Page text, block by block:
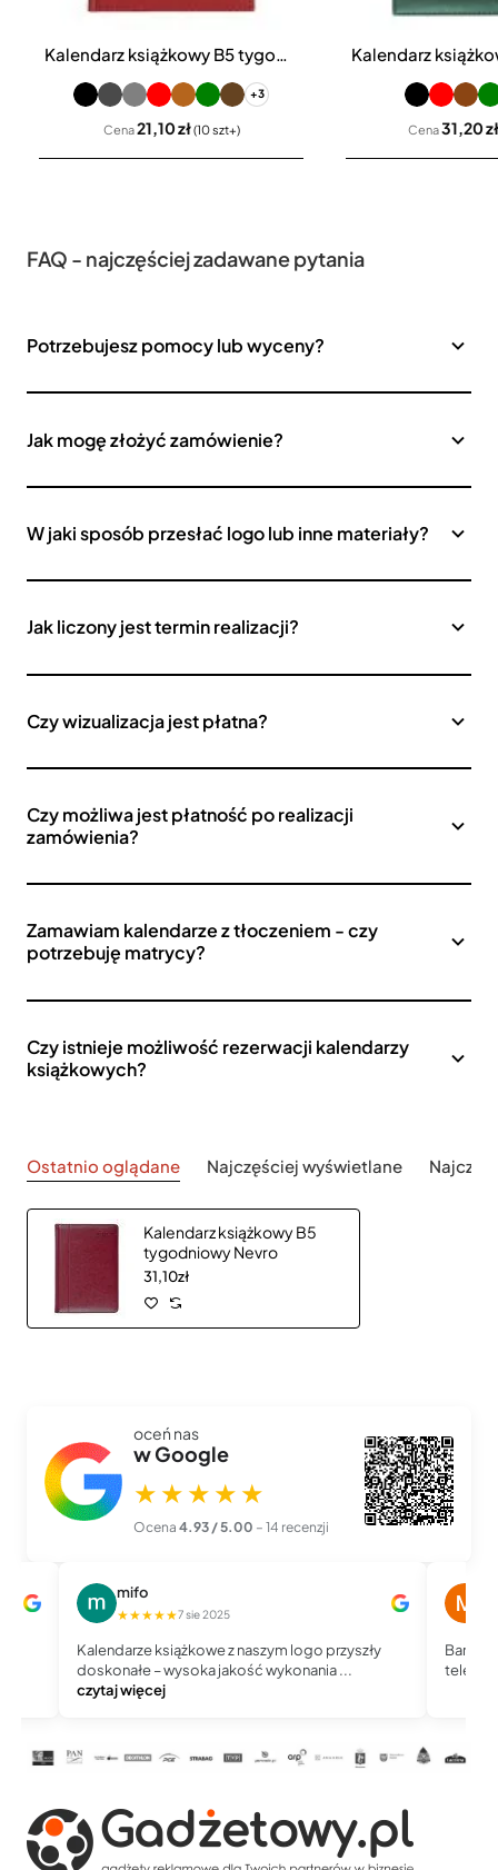
Kalendarz książkowy B5 tygodniowy Denim
+3
Cena21,10 zł(10 szt+) Cena31,20 zł
FAQ - najczęściej zadawane pytania
Potrzebujesz pomocy lub wyceny?
Jak mogę złożyć zamówienie?
W jaki sposób przesłać logo lub inne materiały?
Jak liczony jest termin realizacji?
Czy wizualizacja jest płatna?
Czy możliwa jest płatność po realizacji
zamówienia?
Zamawiam kalendarze z tłoczeniem - czy
potrzebuję matrycy?
Czy istnieje możliwość rezerwacji kalendarzy
książkowych?
Ostatnio oglądane Najczęściej wyświetlane
Kalendarz książkowy B5
tygodniowy Nevro
31,10zł
oceń nas
w Google
★★★★★
Ocena 4.93 / 5.00 – 14 recenzji
mifo
★★★★★7 sie 2025
Kalendarze książkowe z naszym logo przyszły
doskonałe – wysoka jakość wykonania ...
czytaj więcej
Bardzo